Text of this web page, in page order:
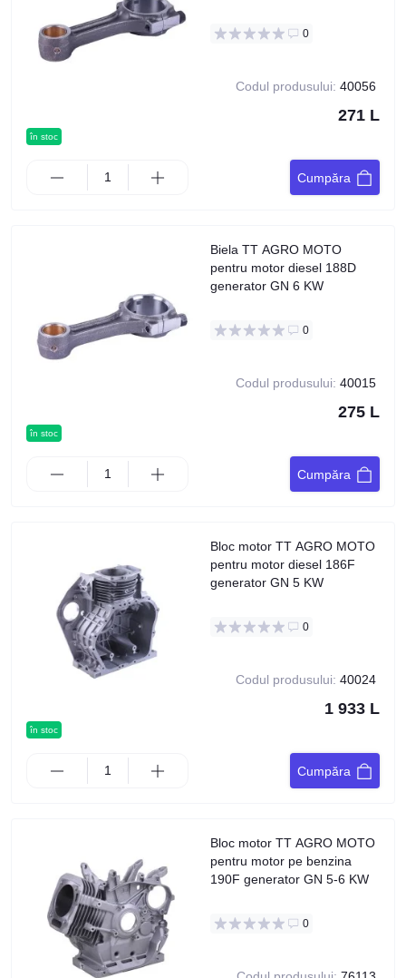
în stoc
0
Codul produsului: 40056
271 L
Cumpăra
în stoc
Biela TT AGRO MOTO
pentru motor diesel 188D
generator GN 6 KW
0
Codul produsului: 40015
275 L
Cumpăra
în stoc
Bloc motor TT AGRO MOTO
pentru motor diesel 186F
generator GN 5 KW
0
Codul produsului: 40024
1 933 L
Cumpăra
Bloc motor TT AGRO MOTO
pentru motor pe benzina
190F generator GN 5-6 KW
0